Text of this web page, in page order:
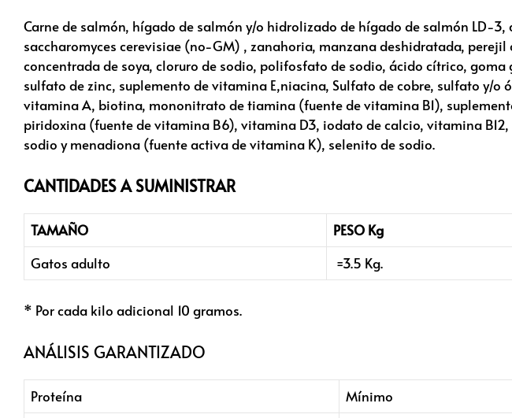
Carne de salmón, hígado de salmón y/o hidrolizado de hígado de salmón LD-
saccharomyces cerevisiae (no-GM) , zanahoria, manzana deshidratada,
concentrada de soya, cloruro de sodio, polifosfato de sodio, ácido cítrico,
sulfato de zinc, suplemento de vitamina E,niacina, Sulfato de cobre, sulfato y/
vitamina A, biotina, mononitrato de tiamina (fuente de vitamina B1),
piridoxina (fuente de vitamina B6), vitamina D3, iodato de calcio, vitamina
sodio y menadiona (fuente activa de vitamina K), selenito de sodio.
CANTIDADES A SUMINISTRAR
TAMAÑO PESO Kg
Gatos adulto
=3.5 Kg.
* Por cada kilo adicional 10 gramos.
ANÁLISIS GARANTIZADO
Proteína Mínimo